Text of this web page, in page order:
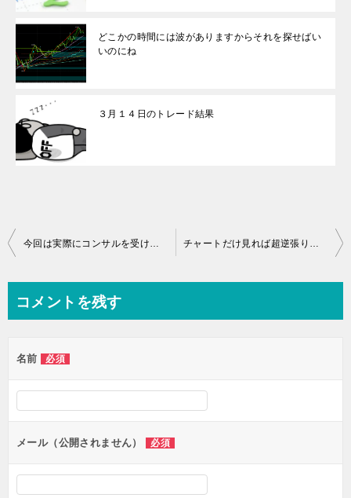
どこかの時間には波がありますからそれを探せばい
いのにね
３月１４日のトレード結果
投
ビ
ー
シ
ョ
ン
コメントを残す
名前 必須
メール（公開されません） 必須